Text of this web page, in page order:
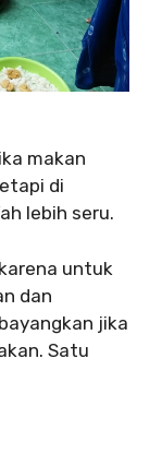
makan
di
lebih seru.
untuk
dan
jika
Satu